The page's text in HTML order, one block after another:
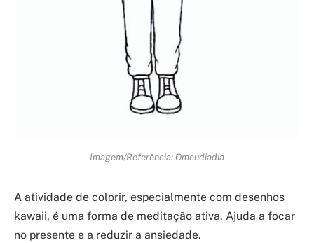
Imagem/Referência: Omeudiadia
A atividade de colorir, especialmente com desenhos
kawaii, é uma forma de meditação ativa. Ajuda a focar
no presente e a reduzir a ansiedade.